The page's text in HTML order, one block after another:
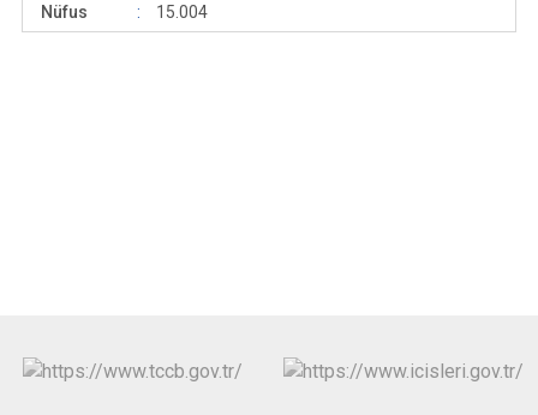
Nüfus
15.004